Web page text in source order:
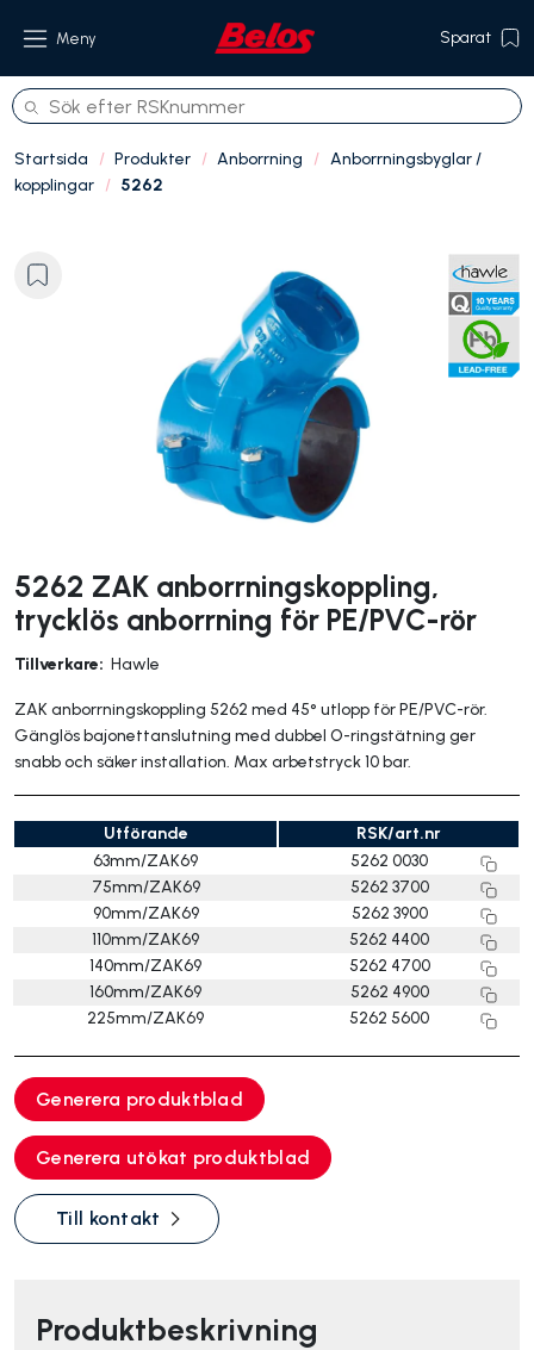
Meny Sparat
Produkter
Om oss
Startsida Produkter Anborrning
Anborrningsbyglar /
kopplingar
5262
5262 ZAK anborrningskoppling,
trycklös anborrning för PE/PVC-rör
Tillverkare: Hawle
ZAK anborrningskoppling 5262 med 45° utlopp för PE/PVC-rör.
Gänglös bajonettanslutning med dubbel O-ringstätning ger
snabb och säker installation. Max arbetstryck 10 bar.
Utförande
RSK/art.nr
63mm/ZAK69
5262 0030
75mm/ZAK69
5262 3700
90mm/ZAK69
5262 3900
110mm/ZAK69
5262 4400
140mm/ZAK69
5262 4700
160mm/ZAK69
5262 4900
225mm/ZAK69
5262 5600
Generera produktblad
Generera utökat produktblad
Till kontakt
Produktbeskrivning